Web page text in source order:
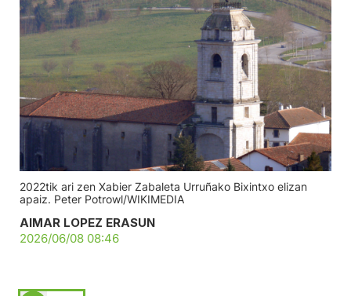
2022tik ari zen Xabier Zabaleta Urruñako Bixintxo elizan
apaiz. Peter Potrowl/WIKIMEDIA
AIMAR LOPEZ ERASUN
2026/06/08 08:46